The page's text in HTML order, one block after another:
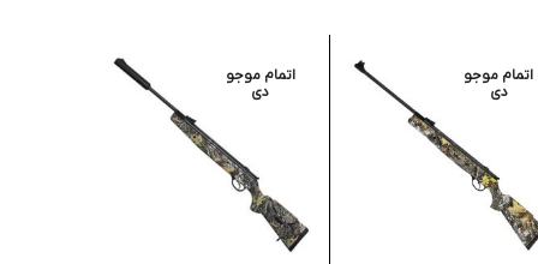
اتمام موجو
دی
اتمام موجو
دی